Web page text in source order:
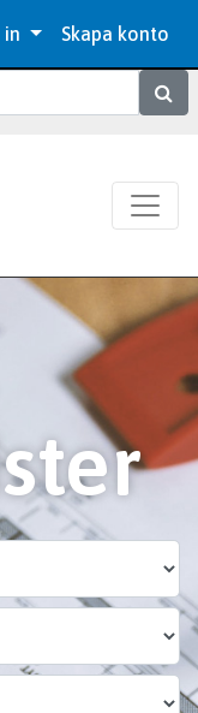
in Skapa konto
Sök